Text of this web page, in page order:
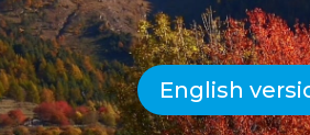
English